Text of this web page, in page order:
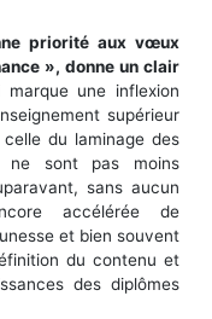
priorité aux vœux
», donne un clair
une inflexion
supérieur
du laminage des
ne sont pas moins
sans aucun
accélérée de
et bien souvent
du contenu et
des diplômes